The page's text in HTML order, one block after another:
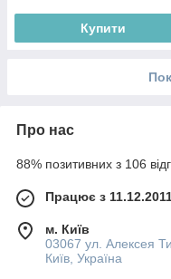
Купити
Про нас
88% позитивних з 106
Працює з
м. Київ
03067 ул. Алексея
Київ, Україна